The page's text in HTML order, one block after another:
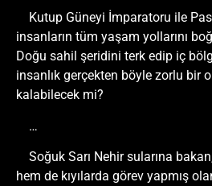
Kutup Güneyi İmparatoru ile
insanların tüm yaşam yollarını
Doğu sahil şeridini terk edip iç
insanlık gerçekten böyle zorlu bir
kalabilecek mi?
…
Soğuk Sarı Nehir sularına
hem de kıyılarda görev yapmış